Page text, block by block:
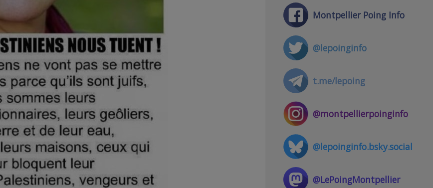
Montpellier Poing Info
@lepoinginfo
t.me/lepoing
@montpellierpoinginfo
@lepoinginfo.bsky.social
@LePoingMontpellier